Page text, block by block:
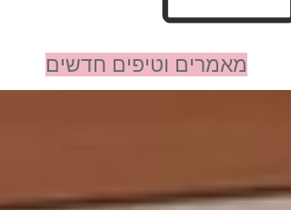
מאמרים וטיפים חדשים